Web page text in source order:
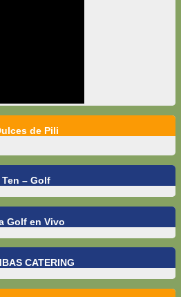
de Pili
Ten – Golf
Golf en Vivo
CATERING